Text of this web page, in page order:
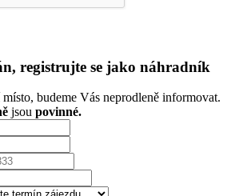
registrujte se jako náhradník
budeme Vás neprodleně informovat.
jsou povinné.